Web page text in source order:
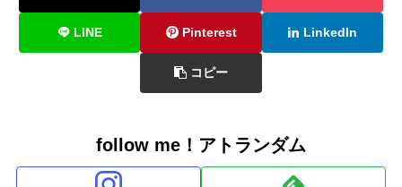
LINE Pinterest LinkedIn
コピー
follow me！アトランダム